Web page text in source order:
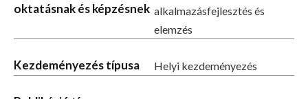
oktatásnak és képzésnek alkalmazásfejlesztés és
elemzés
Kezdeményezés típusa Helyi kezdeményezés